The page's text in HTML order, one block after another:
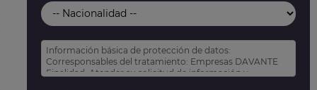
Información básica de protección de datos:
Corresponsables del tratamiento: Empresas DAVANTE
Finalidad: Atender su solicitud de información y